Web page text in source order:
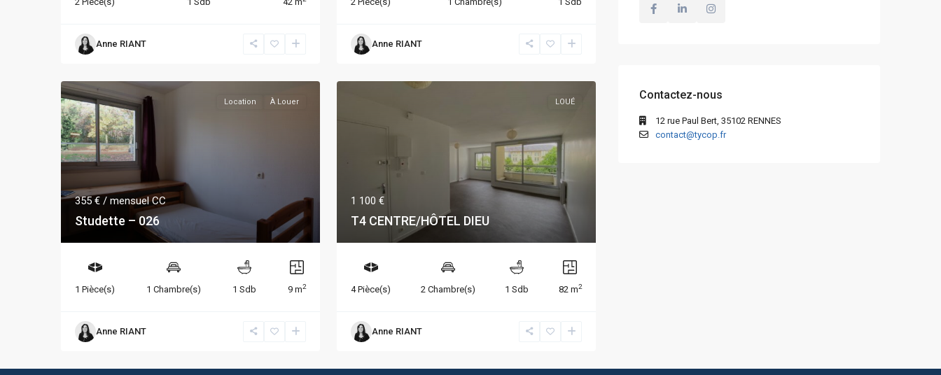
Anne RIANT Anne RIANT
Location À Louer
355 € / mensuel CC
Studette – 026
1 Pièce(s) 1 Chambre(s) 1 Sdb 9 m2
Anne RIANT
LOUÉ
1 100 €
T4 CENTRE/HÔTEL DIEU
4 Pièce(s) 2 Chambre(s) 1 Sdb 82 m2
Anne RIANT
Contactez-nous
12 rue Paul Bert, 35102 RENNES
contact@tycop.fr